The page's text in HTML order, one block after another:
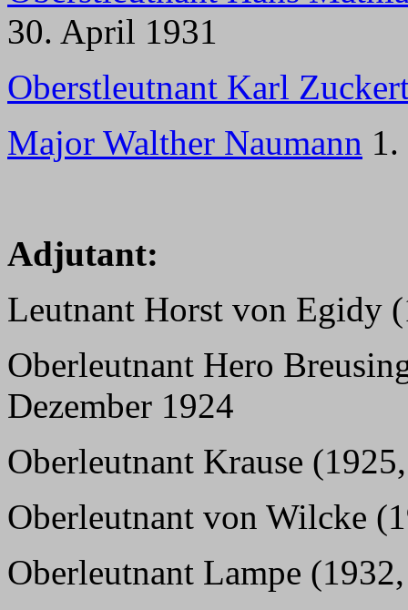
30. April 1931
Oberstleutnant Karl
Major Walther Naumann
Adjutant:
Leutnant Horst von Egidy
Oberleutnant Hero
Dezember 1924
Oberleutnant Krause
Oberleutnant von Wilcke
Oberleutnant Lampe